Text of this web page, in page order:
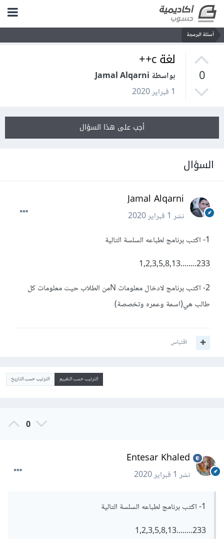
أسئلة البرمجة
0
لغة c++
بواسطة Jamal Alqarni
1 فبراير 2020
أجب على هذا السؤال
السؤال
Jamal Alqarni
نشر1 فبراير 2020
1- اكتب برنامج لطباعه السلسة التالية
233........1,2,3,5,8,13
2- اكتب برنامج لادخال معلومات Nمن الطلاب حيث معلومات كل
طالب هي(اسمة وعمره وتخصصة)
اقتباس
الترتيب حسب التقييم الترتيب حسب التاريخ
0
Entesar Khaled
نشر1 فبراير 2020
1- اكتب برنامج لطباعه السلسة التالية
233........1,2,3,5,8,13